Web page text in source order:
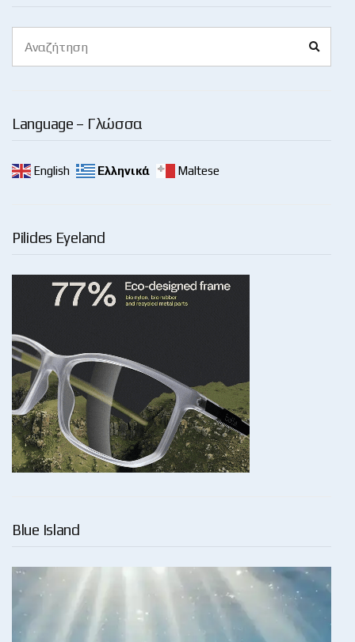
for:
Language – Γλώσσα
English Ελληνικά Maltese
Pilides Eyeland
Blue Island